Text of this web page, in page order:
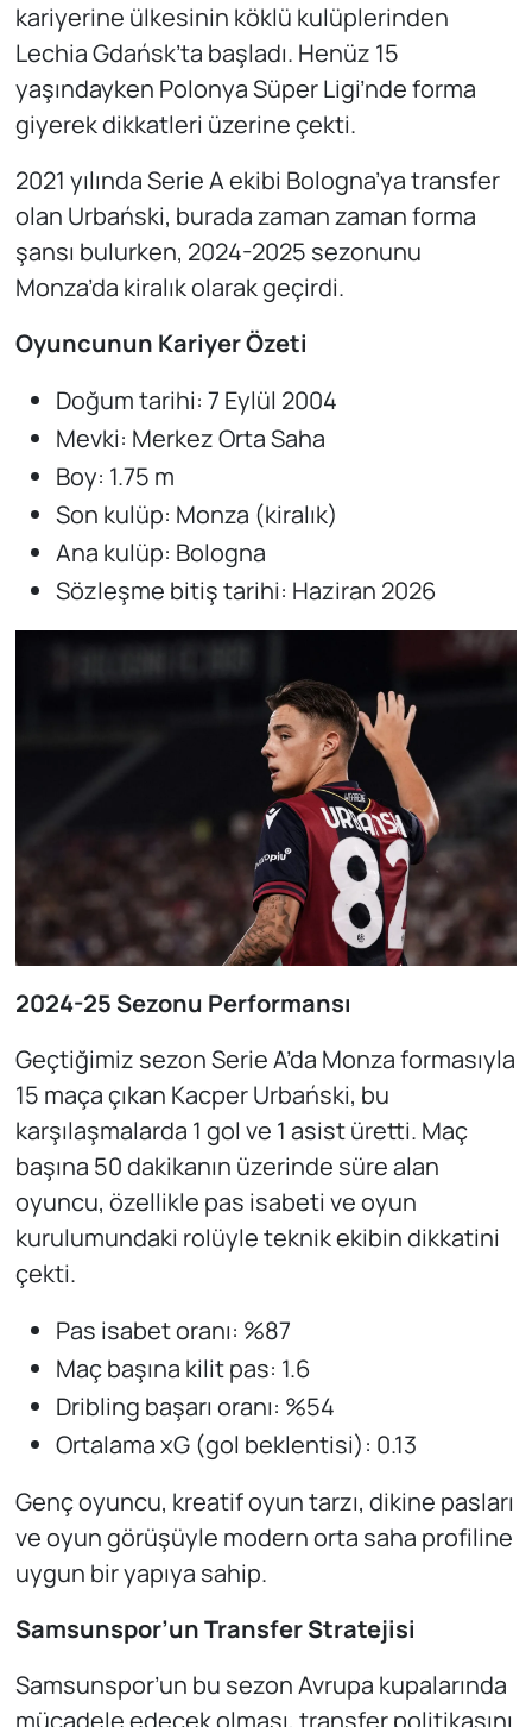
kariyerine ülkesinin köklü kulüplerinden
Lechia Gdańsk’ta başladı. Henüz 15
yaşındayken Polonya Süper Ligi’nde forma
giyerek dikkatleri üzerine çekti.
2021 yılında Serie A ekibi Bologna’ya transfer
olan Urbański, burada zaman zaman forma
şansı bulurken, 2024-2025 sezonunu
Monza’da kiralık olarak geçirdi.
Oyuncunun Kariyer Özeti
Doğum tarihi: 7 Eylül 2004
Mevki: Merkez Orta Saha
Boy: 1.75 m
Son kulüp: Monza (kiralık)
Ana kulüp: Bologna
Sözleşme bitiş tarihi: Haziran 2026
2024-25 Sezonu Performansı
Geçtiğimiz sezon Serie A’da Monza formasıyla
15 maça çıkan Kacper Urbański, bu
karşılaşmalarda 1 gol ve 1 asist üretti. Maç
başına 50 dakikanın üzerinde süre alan
oyuncu, özellikle pas isabeti ve oyun
kurulumundaki rolüyle teknik ekibin dikkatini
çekti.
Pas isabet oranı: %87
Maç başına kilit pas: 1.6
Dribling başarı oranı: %54
Ortalama xG (gol beklentisi): 0.13
Genç oyuncu, kreatif oyun tarzı, dikine pasları
ve oyun görüşüyle modern orta saha profiline
uygun bir yapıya sahip.
Samsunspor’un Transfer Stratejisi
Samsunspor’un bu sezon Avrupa kupalarında